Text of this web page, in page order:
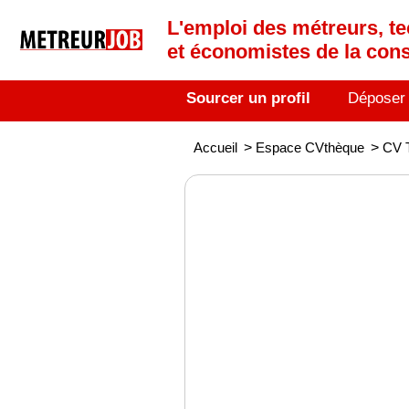
L'emploi des métreurs,
et économistes de la
Sourcer un profil
Accueil > Espace CVthèque > CV